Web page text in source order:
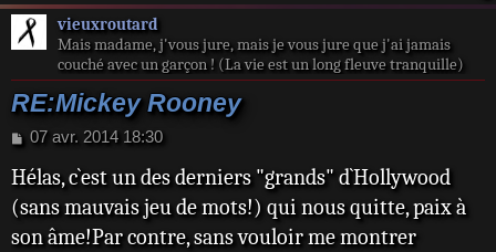
vieuxroutard
Mais madame, j'vous jure, mais je vous jure que j'ai jamais
couché avec un garçon ! (La vie est un long fleuve tranquille)
RE:Mickey Rooney
M
s
a
g
07 avr. 2014 18:30
Hélas, c`est un des derniers "grands" d`Hollywood
(sans mauvais jeu de mots!) qui nous quitte, paix à
son âme!Par contre, sans vouloir me montrer